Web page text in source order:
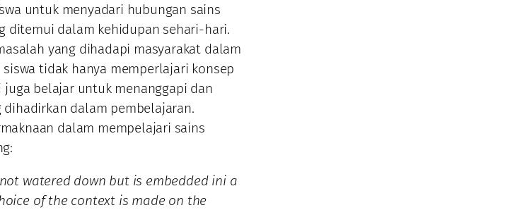
untuk menyadari hubungan sains
ditemui dalam kehidupan sehari-hari.
yang dihadapi masyarakat dalam
tidak hanya memperlajari konsep
belajar untuk menanggapi dan
dalam pembelajaran.
dalam mempelajari sains
watered down but is embedded ini a
of the context is made on the